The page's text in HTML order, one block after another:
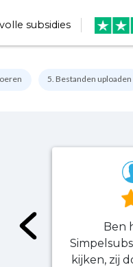
subsidies
5. Bestanden uploaden
Ben
kijken, zij